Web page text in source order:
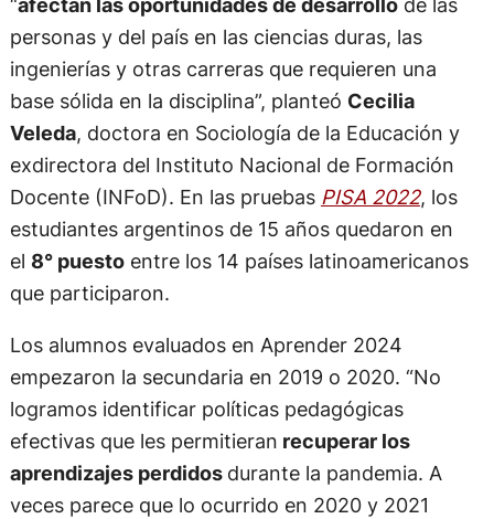
personas y del país en las ciencias duras, las
ingenierías y otras carreras que requieren una
base sólida en la disciplina”, planteó Cecilia
Veleda, doctora en Sociología de la Educación y
exdirectora del Instituto Nacional de Formación
Docente (INFoD). En las pruebas PISA 2022, los
estudiantes argentinos de 15 años quedaron en
el 8° puestoentre los 14 países latinoamericanos
que participaron.
Los alumnos evaluados en Aprender 2024
empezaron la secundaria en 2019 o 2020. “No
logramos identificar políticas pedagógicas
efectivas que les permitieran recuperar los
aprendizajes perdidos durante la pandemia. A
veces parece que lo ocurrido en 2020 y 2021